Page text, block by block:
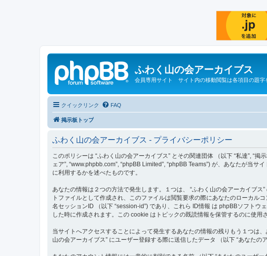
ふわく山の会アーカイブス
会員専用サイト サイト内の移動閲覧は各項目の題字
クイックリンク FAQ
掲示板トップ
ふわく山の会アーカイブス - プライバシーポリシー
このポリシーは “ふわく山の会アーカイブス” とその関連団体 （以下 “私達”, “
ェア”, “www.phpbb.com”, “phpBB Limited”, “phpBB Teams”) が、あなたが当
に利用するかを述べたものです。
あなたの情報は２つの方法で発生します。１つは、 “ふわく山の会アーカイブ
トファイルとして作成され、このファイルは閲覧要求の際にあなたのローカル
名セッションID （以下 “session-id”) であり、これら ID情報 は phpBBソフト
した時に作成されます。この cookie はトピックの既読情報を保管するのに使用
当サイトへアクセスすることによって発生するあなたの情報の残りもう１つは
山の会アーカイブス” にユーザー登録する際に送信したデータ （以下 “あなたの